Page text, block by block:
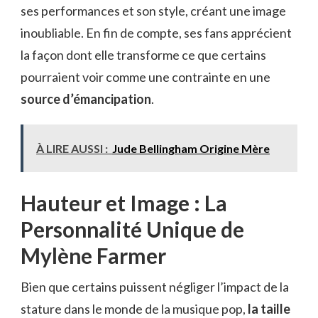
ses performances et son style, créant une image
inoubliable. En fin de compte, ses fans apprécient
la façon dont elle transforme ce que certains
pourraient voir comme une contrainte en une
source d’émancipation.
À LIRE AUSSI : Jude Bellingham Origine Mère
Hauteur et Image : La
Personnalité Unique de
Mylène Farmer
Bien que certains puissent négliger l’impact de la
stature dans le monde de la musique pop, la taille